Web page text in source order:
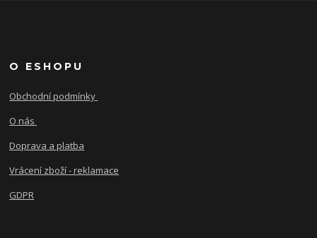
O ESHOPU
Obchodní podmínky
O nás
Doprava a platba
Vrácení zboží - reklamace
GDPR